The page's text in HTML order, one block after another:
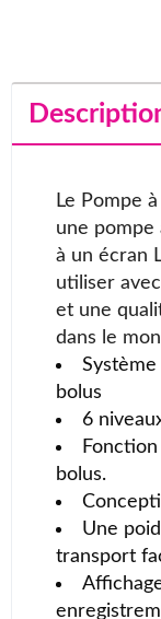
Le Pompe
une
à un écran
utiliser
et une
dans le
bolus
6
bolus.
Une
transport